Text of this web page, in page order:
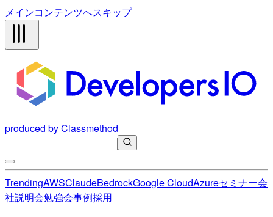
メインコンテンツへスキップ
produced by Classmethod
TrendingAWSClaudeBedrockGoogle CloudAzureセミナー会
社説明会勉強会事例採用